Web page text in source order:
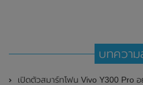
บทความ
เปิดตัวสมาร์ทโฟน Vivo Y300 Pro อย่างเป็นทางการแล้วในประเทศจีน มาพร้อมดีไซน์พรีเมี่